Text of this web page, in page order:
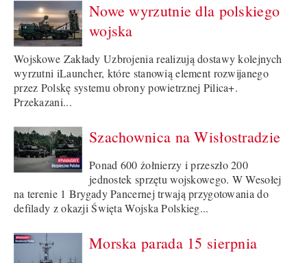
Nowe wyrzutnie dla polskiego
wojska
Wojskowe Zakłady Uzbrojenia realizują dostawy kolejnych
wyrzutni iLauncher, które stanowią element rozwijanego
przez Polskę systemu obrony powietrznej Pilica+.
Przekazani...
Szachownica na Wisłostradzie
Ponad 600 żołnierzy i przeszło 200
jednostek sprzętu wojskowego. W Wesołej
na terenie 1 Brygady Pancernej trwają przygotowania do
defilady z okazji Święta Wojska Polskieg...
Morska parada 15 sierpnia